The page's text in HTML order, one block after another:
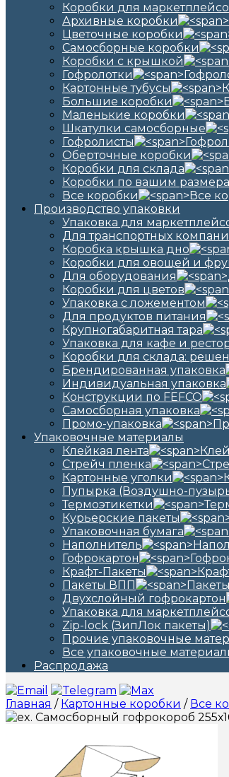
Коробки для
Архивные коробки
Цветочные коробки
Самосборные коробки
Коробки с крышкой
Гофролотки
Картонные тубусы
Большие коробки
Маленькие коробки
Шкатулки самосборные
Гофролисты
Оберточные коробки
Коробки для склада
Коробки по вашим
Все коробки
Производство упаковки
Упаковка для
Для транспортных
Коробка крышка дно
Коробки для овощей и
Для оборудования
Коробки для цветов
Упаковка с ложементом
Для продуктов питания
Крупногабаритная тара
Упаковка для кафе и
Коробки для склада:
Брендированная упаковка
Индивидуальная упаковка
Конструкции по FEFCO
Самосборная упаковка
Промо-упаковка
Упаковочные материалы
Клейкая лента
Стрейч пленка
Картонные уголки
Пупырка (Воздушно-
Термоэтикетки
Курьерские пакеты
Упаковочная бумага
Наполнитель
Гофрокартон
Крафт-Пакеты
Пакеты ВПП
Двухслойный гофрокартон
Упаковка для
Zip-lock (ЗипЛок пакеты)
Прочие упаковочные
Все упаковочные
Распродажа
Главная / Картонные коробки / Все